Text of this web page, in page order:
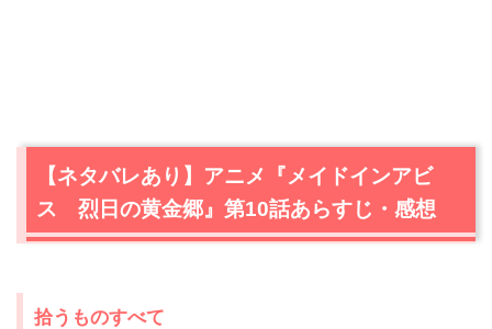
【ネタバレあり】アニメ『メイドインアビ
ス 烈日の黄金郷』第10話あらすじ・感想
拾うものすべて